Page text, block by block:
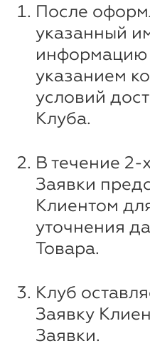
После
указанный
информацию
указанием
условий
Клуба.
В течение 2-
Заявки
Клиентом
уточнения
Товара.
Клуб
Заявку
Заявки.